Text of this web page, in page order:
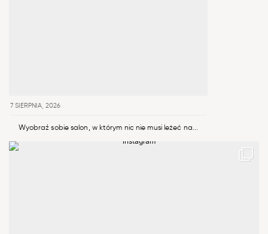
7 SIERPNIA, 2026
Wyobraź sobie salon, w którym nic nie musi leżeć na...